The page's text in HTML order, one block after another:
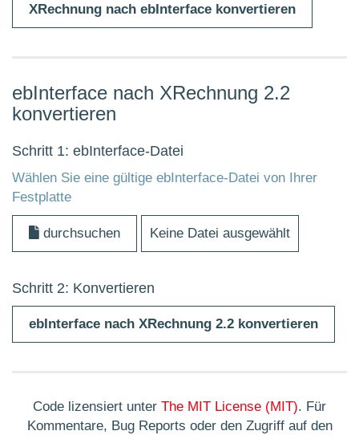
XRechnung nach ebInterface konvertieren
ebInterface nach XRechnung 2.2
konvertieren
Schritt 1: ebInterface-Datei
Wählen Sie eine gültige ebInterface-Datei von Ihrer
Festplatte
durchsuchen Keine Datei ausgewählt
Schritt 2: Konvertieren
ebInterface nach XRechnung 2.2 konvertieren
Code lizensiert unter The MIT License (MIT). Für
Kommentare, Bug Reports oder den Zugriff auf den